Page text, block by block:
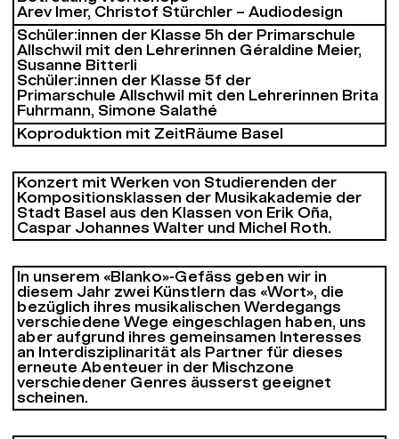
Arev Imer, Christof Stürchler – Audiodesign
Schüler:innen der Klasse 5h der Primarschule
Allschwil mit den Lehrerinnen Géraldine Meier,
Susanne Bitterli
Schüler:innen der Klasse 5f der
Primarschule Allschwil mit den Lehrerinnen Brita
Fuhrmann, Simone Salathé
Koproduktion mit ZeitRäume Basel
Konzert mit Werken von Studierenden der
Kompositionsklassen der Musikakademie der
Stadt Basel aus den Klassen von Erik Oña,
Caspar Johannes Walter und Michel Roth.
In unserem «Blanko»-Gefäss geben wir in
diesem Jahr zwei Künstlern das «Wort», die
bezüglich ihres musikalischen Werdegangs
verschiedene Wege eingeschlagen haben, uns
aber aufgrund ihres gemeinsamen Interesses
an Interdisziplinarität als Partner für dieses
erneute Abenteuer in der Mischzone
verschiedener Genres äusserst geeignet
scheinen.